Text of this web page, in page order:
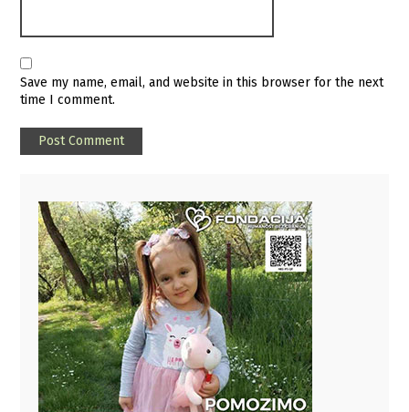
Save my name, email, and website in this browser for the next
time I comment.